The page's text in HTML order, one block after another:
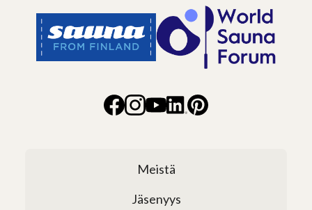
Meistä
Jäsenyys